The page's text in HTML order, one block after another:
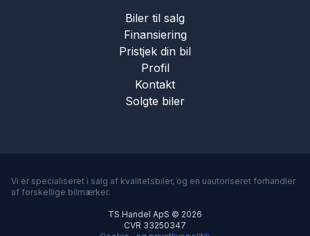
Biler til salg
Finansiering
Pristjek din bil
Profil
Kontakt
Solgte biler
Vi er specialiseret i salg af kvalitetsbiler, og en uautoriseret forhandler
af forskellige bilmærker.
TS Handel ApS © 2026
CVR 33250347